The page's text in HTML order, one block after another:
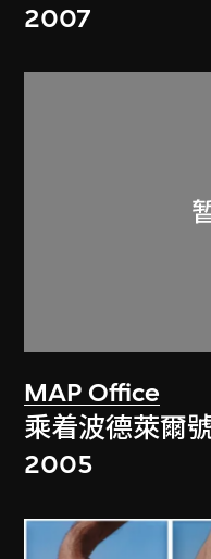
2007
MAP Office
乘着波德萊爾
2005